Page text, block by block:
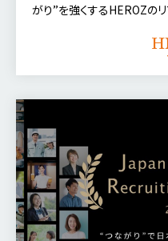
がり”を強くするHEROZの